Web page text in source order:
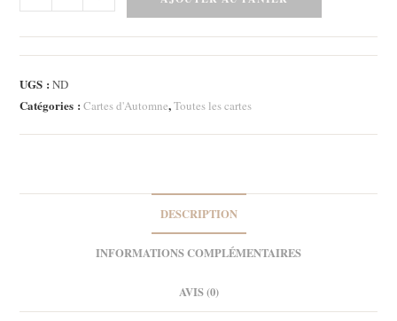
de
Carte
-
Chez
Citrouille
UGS :ND
Catégories :Cartes d'Automne,Toutes les cartes
DESCRIPTION
INFORMATIONS COMPLÉMENTAIRES
AVIS (0)